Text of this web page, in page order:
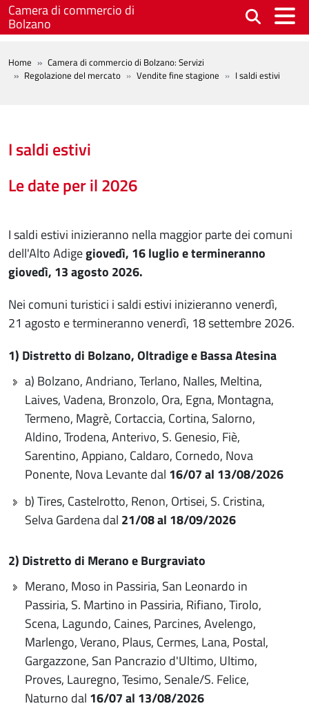
Salta al contenuto principale
Camera di commercio di
Bolzano
BREADCRUMB
Home
Camera di commercio di Bolzano: Servizi
Regolazione del mercato
Vendite fine stagione I saldi estivi
I saldi estivi
Le date per il 2026
I saldi estivi inizieranno nella maggior parte dei comuni
dell'Alto Adigegiovedì, 16 luglio e termineranno
giovedì, 13 agosto 2026.
Nei comuni turistici i saldi estivi inizieranno venerdì,
21 agosto e termineranno venerdì, 18 settembre 2026.
1) Distretto di Bolzano, Oltradige e Bassa Atesina
a) Bolzano, Andriano, Terlano, Nalles, Meltina,
Laives, Vadena, Bronzolo, Ora, Egna, Montagna,
Termeno, Magrè, Cortaccia, Cortina, Salorno,
Aldino, Trodena, Anterivo, S. Genesio, Fiè,
Sarentino, Appiano, Caldaro, Cornedo, Nova
Ponente, Nova Levante dal 16/07 al 13/08/2026
b) Tires, Castelrotto, Renon, Ortisei, S. Cristina,
Selva Gardena dal 21/08 al 18/09/2026
2) Distretto di Merano e Burgraviato
Merano, Moso in Passiria, San Leonardo in
Passiria, S. Martino in Passiria, Rifiano, Tirolo,
Scena, Lagundo, Caines, Parcines, Avelengo,
Marlengo, Verano, Plaus, Cermes, Lana, Postal,
Gargazzone, San Pancrazio d'Ultimo, Ultimo,
Proves, Lauregno, Tesimo, Senale/S. Felice,
Naturno dal 16/07 al 13/08/2026